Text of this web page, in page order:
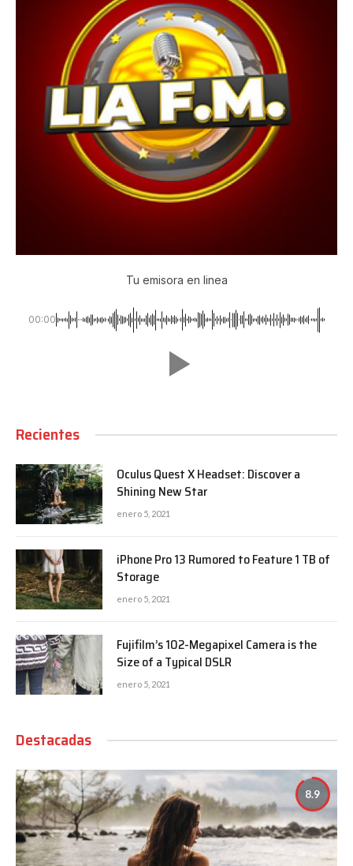
Tu emisora en linea
00:00
Recientes
Oculus Quest X Headset: Discover a
Shining New Star
enero 5, 2021
iPhone Pro 13 Rumored to Feature 1 TB of
Storage
enero 5, 2021
Fujifilm’s 102-Megapixel Camera is the
Size of a Typical DSLR
enero 5, 2021
Destacadas
8.9